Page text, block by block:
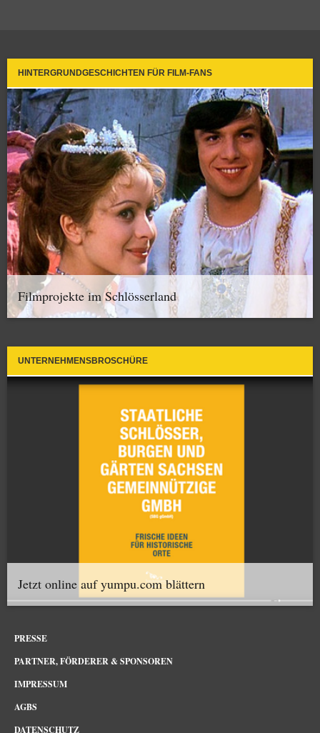
HINTERGRUNDGESCHICHTEN FÜR FILM-FANS
Filmprojekte im Schlösserland
UNTERNEHMENSBROSCHÜRE
Jetzt online auf yumpu.com blättern
PRESSE
PARTNER, FÖRDERER & SPONSOREN
IMPRESSUM
AGBS
DATENSCHUTZ